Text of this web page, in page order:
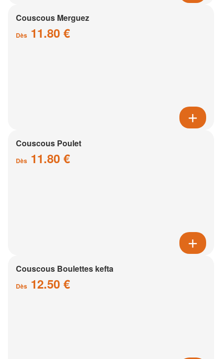
Couscous Merguez
Dès 11.80 €
Couscous Poulet
Dès 11.80 €
Couscous Boulettes kefta
Dès 12.50 €